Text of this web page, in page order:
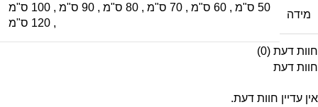
מידה
50 ס"מ , 60 ס"מ , 70 ס"מ , 80 ס"מ , 90 ס"מ , 100 ס"מ
, 120 ס"מ
חוות דעת (0)
חוות דעת
אין עדיין חוות דעת.